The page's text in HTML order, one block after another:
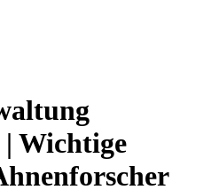
Wichtige